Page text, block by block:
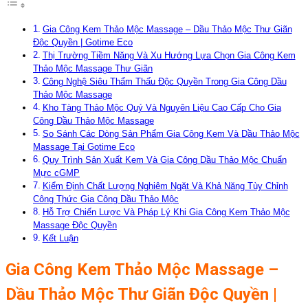
Gia Công Kem Thảo Mộc Massage – Dầu Thảo Mộc Thư Giãn
Độc Quyền | Gotime Eco
Thị Trường Tiềm Năng Và Xu Hướng Lựa Chọn Gia Công Kem
Thảo Mộc Massage Thư Giãn
Công Nghệ Siêu Thẩm Thấu Độc Quyền Trong Gia Công Dầu
Thảo Mộc Massage
Kho Tàng Thảo Mộc Quý Và Nguyên Liệu Cao Cấp Cho Gia
Công Dầu Thảo Mộc Massage
So Sánh Các Dòng Sản Phẩm Gia Công Kem Và Dầu Thảo Mộc
Massage Tại Gotime Eco
Quy Trình Sản Xuất Kem Và Gia Công Dầu Thảo Mộc Chuẩn
Mực cGMP
Kiểm Định Chất Lượng Nghiêm Ngặt Và Khả Năng Tùy Chỉnh
Công Thức Gia Công Dầu Thảo Mộc
Hỗ Trợ Chiến Lược Và Pháp Lý Khi Gia Công Kem Thảo Mộc
Massage Độc Quyền
Kết Luận
Gia Công Kem Thảo Mộc Massage –
Dầu Thảo Mộc Thư Giãn Độc Quyền |